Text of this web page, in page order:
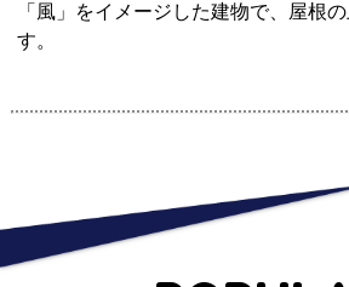
「風」をイメージした建物で、屋根
す。